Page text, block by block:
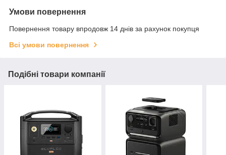
Умови повернення
Повернення товару впродовж 14 днів за рахунок покупця
Всі умови повернення
Подібні товари компанії